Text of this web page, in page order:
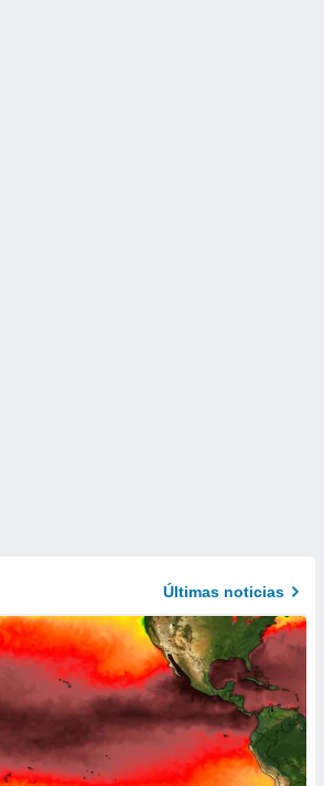
Últimas noticias